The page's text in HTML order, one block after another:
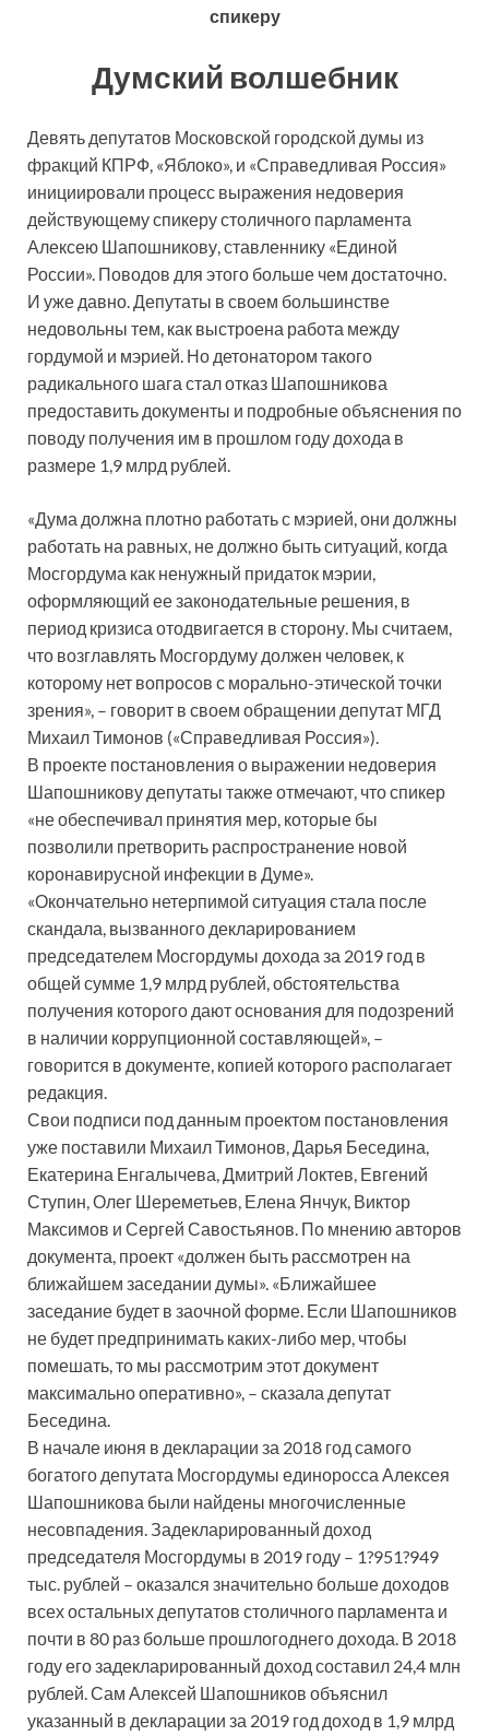
спикеру
Думский волшебник
Девять депутатов Московской городской думы из
фракций КПРФ, «Яблоко», и «Справедливая Россия»
инициировали процесс выражения недоверия
действующему спикеру столичного парламента
Алексею Шапошникову, ставленнику «Единой
России». Поводов для этого больше чем достаточно.
И уже давно. Депутаты в своем большинстве
недовольны тем, как выстроена работа между
гордумой и мэрией. Но детонатором такого
радикального шага стал отказ Шапошникова
предоставить документы и подробные объяснения по
поводу получения им в прошлом году дохода в
размере 1,9 млрд рублей.
«Дума должна плотно работать с мэрией, они должны
работать на равных, не должно быть ситуаций, когда
Мосгордума как ненужный придаток мэрии,
оформляющий ее законодательные решения, в
период кризиса отодвигается в сторону. Мы считаем,
что возглавлять Мосгордуму должен человек, к
которому нет вопросов с морально-этической точки
зрения», – говорит в своем обращении депутат МГД
Михаил Тимонов («Справедливая Россия»).
В проекте постановления о выражении недоверия
Шапошникову депутаты также отмечают, что спикер
«не обеспечивал принятия мер, которые бы
позволили претворить распространение новой
коронавирусной инфекции в Думе».
«Окончательно нетерпимой ситуация стала после
скандала, вызванного декларированием
председателем Мосгордумы дохода за 2019 год в
общей сумме 1,9 млрд рублей, обстоятельства
получения которого дают основания для подозрений
в наличии коррупционной составляющей», –
говорится в документе, копией которого располагает
редакция.
Свои подписи под данным проектом постановления
уже поставили Михаил Тимонов, Дарья Беседина,
Екатерина Енгалычева, Дмитрий Локтев, Евгений
Ступин, Олег Шереметьев, Елена Янчук, Виктор
Максимов и Сергей Савостьянов. По мнению авторов
документа, проект «должен быть рассмотрен на
ближайшем заседании думы». «Ближайшее
заседание будет в заочной форме. Если Шапошников
не будет предпринимать каких-либо мер, чтобы
помешать, то мы рассмотрим этот документ
максимально оперативно», – сказала депутат
Беседина.
В начале июня в декларации за 2018 год самого
богатого депутата Мосгордумы единоросса Алексея
Шапошникова были найдены многочисленные
несовпадения. Задекларированный доход
председателя Мосгордумы в 2019 году – 1?951?949
тыс. рублей – оказался значительно больше доходов
всех остальных депутатов столичного парламента и
почти в 80 раз больше прошлогоднего дохода. В 2018
году его задекларированный доход составил 24,4 млн
рублей. Сам Алексей Шапошников объяснил
указанный в декларации за 2019 год доход в 1,9 млрд